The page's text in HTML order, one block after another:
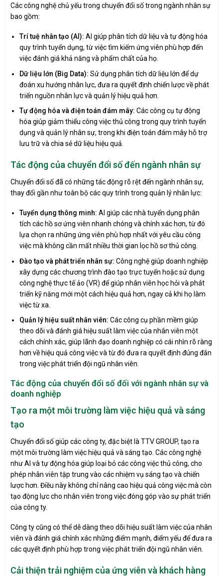
Các công nghệ chủ yếu trong chuyển đổi số trong ngành nhân sự
bao gồm:
Trí tuệ nhân tạo (AI): AI giúp phân tích dữ liệu và tự động hóa
quy trình tuyển dụng, từ việc tìm kiếm ứng viên phù hợp đến
việc đánh giá khả năng và phẩm chất của họ.
Dữ liệu lớn (Big Data): Sử dụng phân tích dữ liệu lớn để dự
đoán xu hướng nhân lực, đưa ra quyết định chiến lược về phát
triển nguồn nhân lực và quản lý hiệu quả hơn.
Tự động hóa và điện toán đám mây: Các công cụ tự động
hóa giúp giảm thiểu công việc thủ công trong quy trình tuyển
dụng và quản lý nhân sự, trong khi điện toán đám mây hỗ trợ
lưu trữ và chia sẻ dữ liệu hiệu quả.
Tác động của chuyển đổi số đến ngành nhân sự
Chuyển đổi số đã có những tác động rõ rệt đến ngành nhân sự,
thay đổi gần như toàn bộ các quy trình trong quản lý nhân lực:
Tuyển dụng thông minh: AI giúp các nhà tuyển dụng phân
tích các hồ sơ ứng viên nhanh chóng và chính xác hơn, từ đó
lựa chọn ra những ứng viên phù hợp nhất với yêu cầu công
việc mà không cần mất nhiều thời gian lọc hồ sơ thủ công.
Đào tạo và phát triển nhân sự: Công nghệ giúp doanh nghiệp
xây dựng các chương trình đào tạo trực tuyến hoặc sử dụng
công nghệ thực tế ảo (VR) để giúp nhân viên học hỏi và phát
triển kỹ năng mới một cách hiệu quả hơn, ngay cả khi họ làm
việc từ xa.
Quản lý hiệu suất nhân viên: Các công cụ phần mềm giúp
theo dõi và đánh giá hiệu suất làm việc của nhân viên một
cách chính xác, giúp lãnh đạo doanh nghiệp có cái nhìn rõ ràng
hơn về hiệu quả công việc và từ đó đưa ra quyết định đúng đắn
trong việc phát triển đội ngũ nhân viên.
Tác động của chuyển đổi số đối với ngành nhân sự và
doanh nghiệp
Tạo ra một môi trường làm việc hiệu quả và sáng
tạo
Chuyển đổi số giúp các công ty, đặc biệt là TTV GROUP, tạo ra
một môi trường làm việc hiệu quả và sáng tạo. Các công nghệ
như AI và tự động hóa giúp loại bỏ các công việc thủ công, cho
phép nhân viên tập trung vào các nhiệm vụ sáng tạo và chiến
lược hơn. Điều này không chỉ nâng cao hiệu quả công việc mà còn
tạo động lực cho nhân viên trong việc đóng góp vào sự phát triển
của công ty.
Công ty cũng có thể dễ dàng theo dõi hiệu suất làm việc của nhân
viên và đánh giá chính xác những điểm mạnh, điểm yếu để đưa ra
các quyết định phù hợp trong việc phát triển đội ngũ nhân viên.
Cải thiện trải nghiệm của ứng viên và khách hàng